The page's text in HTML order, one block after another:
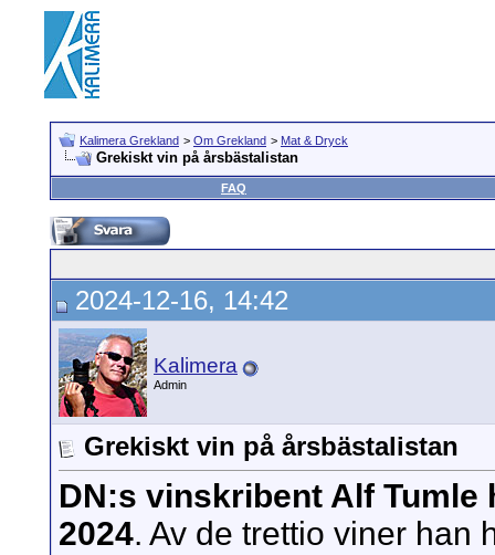
Kalimera Grekland > Om Grekland > Mat & Dryck
Grekiskt vin på årsbästalistan
FAQ
2024-12-16, 14:42
Kalimera
Admin
Grekiskt vin på årsbästalistan
DN:s vinskribent Alf
2024. Av de trettio viner han